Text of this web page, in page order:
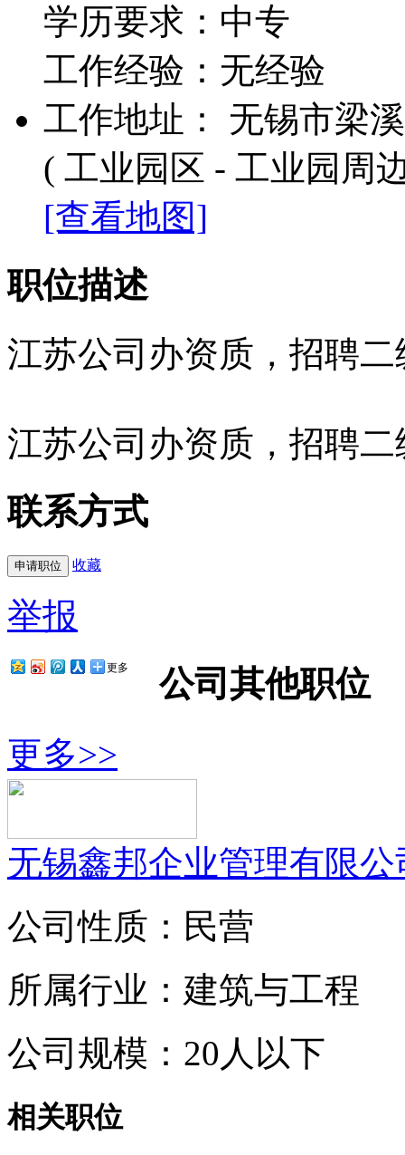
学历要求：中专
工作经验：无经验
工作地址： 无锡市梁
( 工业园区 - 工业园
[查看地图]
职位描述
江苏公司办资质，招聘
江苏公司办资质，招聘
联系方式
收藏
举报
更多
公司其他职位
更多>>
无锡鑫邦企业管理有限公
公司性质：民营
所属行业：建筑与工程
公司规模：20人以下
相关职位